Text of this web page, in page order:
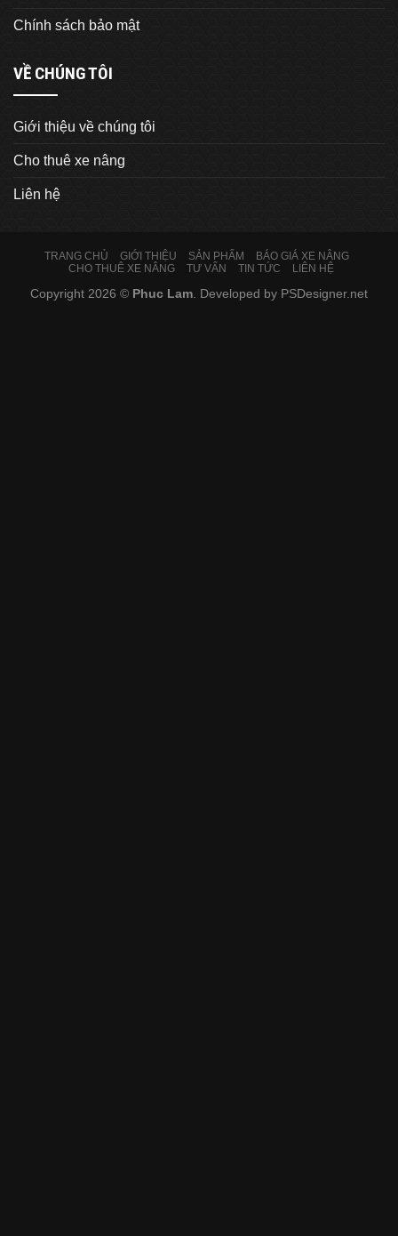
Chính sách bảo mật
VỀ CHÚNG TÔI
Giới thiệu về chúng tôi
Cho thuê xe nâng
Liên hệ
TRANG CHỦ GIỚI THIỆU SẢN PHẨM
BÁO GIÁ XE NÂNG
CHO THUÊ XE NÂNG
TƯ VẤN TIN TỨC LIÊN HỆ
Copyright 2026 © Phuc Lam. Developed by PSDesigner.net